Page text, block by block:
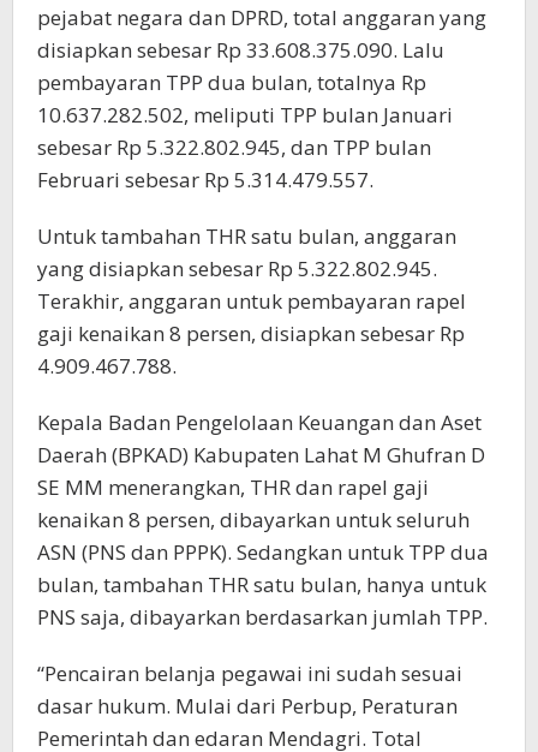
pejabat negara dan DPRD, total anggaran yang
disiapkan sebesar Rp 33.608.375.090. Lalu
pembayaran TPP dua bulan, totalnya Rp
10.637.282.502, meliputi TPP bulan Januari
sebesar Rp 5.322.802.945, dan TPP bulan
Februari sebesar Rp 5.314.479.557.
Untuk tambahan THR satu bulan, anggaran
yang disiapkan sebesar Rp 5.322.802.945.
Terakhir, anggaran untuk pembayaran rapel
gaji kenaikan 8 persen, disiapkan sebesar Rp
4.909.467.788.
Kepala Badan Pengelolaan Keuangan dan Aset
Daerah (BPKAD) Kabupaten Lahat M Ghufran D
SE MM menerangkan, THR dan rapel gaji
kenaikan 8 persen, dibayarkan untuk seluruh
ASN (PNS dan PPPK). Sedangkan untuk TPP dua
bulan, tambahan THR satu bulan, hanya untuk
PNS saja, dibayarkan berdasarkan jumlah TPP.
“Pencairan belanja pegawai ini sudah sesuai
dasar hukum. Mulai dari Perbup, Peraturan
Pemerintah dan edaran Mendagri. Total